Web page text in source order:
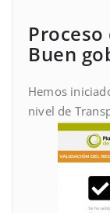
Buen
Hemos
nivel de